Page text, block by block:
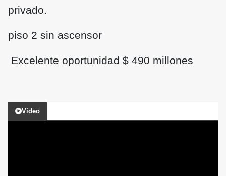
privado.
piso 2 sin ascensor
Excelente oportunidad $ 490 millones
Video